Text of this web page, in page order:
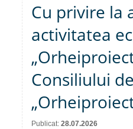
Cu privire la
activitatea
Consiliului
Publicat: 28.07.2026